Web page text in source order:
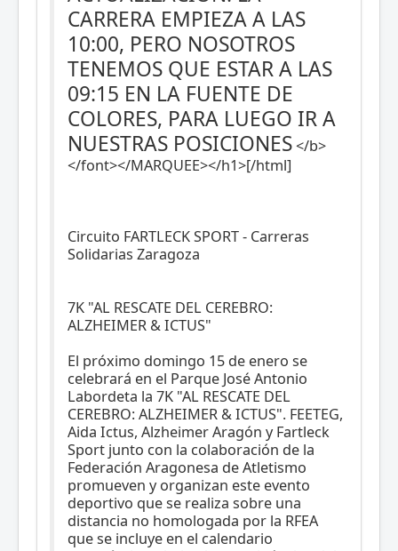
CARRERA EMPIEZA A LAS
10:00, PERO NOSOTROS
TENEMOS QUE ESTAR A LAS
09:15 EN LA FUENTE DE
COLORES, PARA LUEGO IR A
NUESTRAS POSICIONES</b>
</font></MARQUEE></h1>[/html]
Circuito FARTLECK SPORT - Carreras
Solidarias Zaragoza
7K "AL RESCATE DEL CEREBRO:
ALZHEIMER & ICTUS"
El próximo domingo 15 de enero se
celebrará en el Parque José Antonio
Labordeta la 7K "AL RESCATE DEL
CEREBRO: ALZHEIMER & ICTUS". FEETEG,
Aida Ictus, Alzheimer Aragón y Fartleck
Sport junto con la colaboración de la
Federación Aragonesa de Atletismo
promueven y organizan este evento
deportivo que se realiza sobre una
distancia no homologada por la RFEA
que se incluye en el calendario